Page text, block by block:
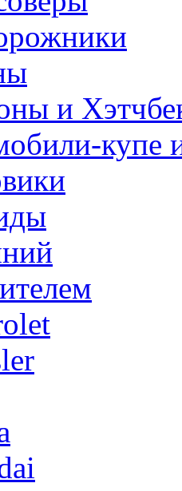
и
купе